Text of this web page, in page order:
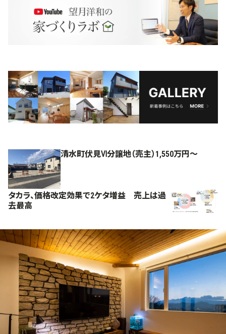
清水町伏見Ⅵ分譲地（売主）1,550万円～
タカラ、価格改定効果で2ケタ増益 売上は過
去最高